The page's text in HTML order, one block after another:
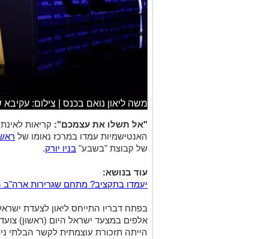
משה ליאון נואם בכנס | צילום: עקיבא
"אל תשלו את עצמכם": קריאות
האנטישמיות עמדו במרכז נאומו של
של קבוצת "בשבע" בניו יורק.
עוד בנושא:
יעמדו בתקציב? מתחם שגרירות ארה"ב
בפתח דבריו התייחס ליאון לצעדת
אלפים במצעד ישראל היום (ראשון)
הייתה תזכורת עוצמתית לקשר הבלתי